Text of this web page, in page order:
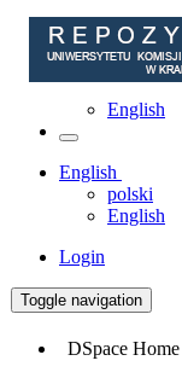
English
English
polski
English
Login
Toggle navigation
DSpace Home